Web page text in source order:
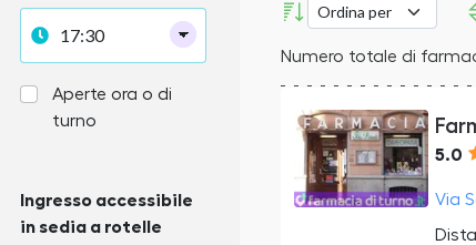
Numero totale di
5.0
Via
Aperte ora o di
turno
Ingresso accessibile
in sedia a rotelle